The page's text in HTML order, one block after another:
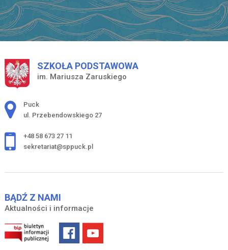
SZKOŁA PODSTAWOWA
im. Mariusza Zaruskiego
Adres pocztowy:
Puck
ul. Przebendowskiego 27
+48 58 673 27 11
sekretariat@sppuck.pl
BĄDŹ Z NAMI
Aktualności i informacje